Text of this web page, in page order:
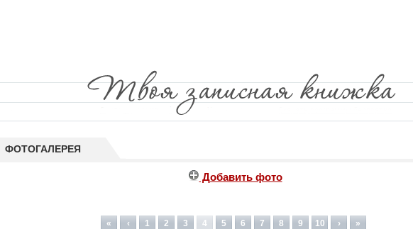
ФОТОГАЛЕРЕЯ
Добавить фото
« ‹ 1 2 3 4 5 6 7 8 9 10 › »